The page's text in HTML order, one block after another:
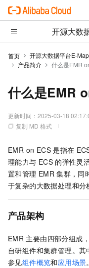
开源大数
首页 开源大数据平台E-
产品简介
什么是EMR
什么是EMR
更新时间： 2025-03-18
复制 MD 格式
EMR on ECS 是指在
理能力与 ECS 的弹性灵
置和管理 EMR 集群，同
于复杂的大数据处理和分
产品架构
EMR 主要由四部分组成
自研组件和集群管理。其
参见组件概览和应用场景。